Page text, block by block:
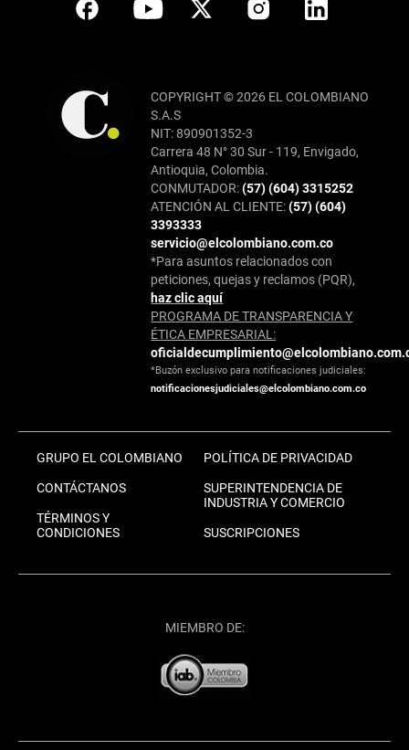
COPYRIGHT © 2026 EL COLOMBIANO
S.A.S
NIT: 890901352-3
Carrera 48 N° 30 Sur - 119, Envigado,
Antioquia, Colombia.
CONMUTADOR:(57) (604) 3315252
ATENCIÓN AL CLIENTE:(57) (604)
3393333
servicio@elcolombiano.com.co
*Para asuntos relacionados con
peticiones, quejas y reclamos (PQR),
haz clic aquí
PROGRAMA DE TRANSPARENCIA Y
ÉTICA EMPRESARIAL:
*Buzón exclusivo para notificaciones judiciales:
notificacionesjudiciales@elcolombiano.com.co
GRUPO EL COLOMBIANO
CONTÁCTANOS
TÉRMINOS Y
CONDICIONES
POLÍTICA DE PRIVACIDAD
SUPERINTENDENCIA DE
INDUSTRIA Y COMERCIO
SUSCRIPCIONES
MIEMBRO DE: